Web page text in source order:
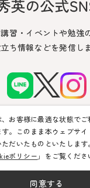
講習・イベントや勉強
ち情報などを発信し
Co Ltd. All Rights
お客様に最適な状態で
。このまま本ウェブサイ
だいたものといたしま
ポリシー 」をご覧くださ
同意する